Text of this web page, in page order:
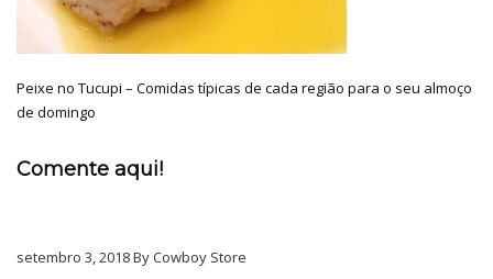
Peixe no Tucupi – Comidas típicas de cada região para o seu almoço
de domingo
Comente aqui!
setembro 3, 2018 By Cowboy Store